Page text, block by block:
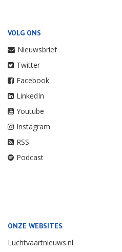
VOLG ONS
Nieuwsbrief
Twitter
Facebook
LinkedIn
Youtube
Instagram
RSS
Podcast
ONZE WEBSITES
Luchtvaartnieuws.nl